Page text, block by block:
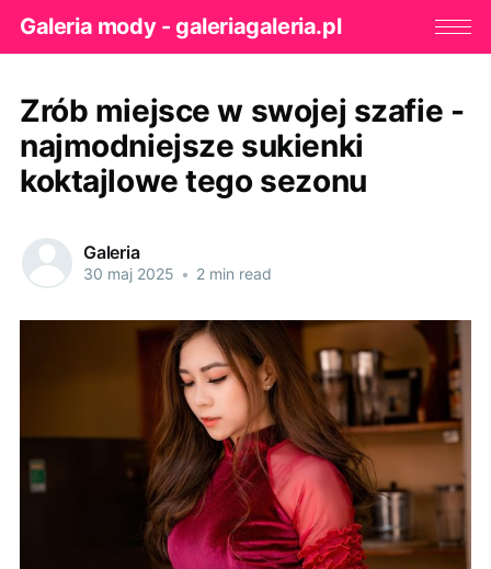
Galeria mody - galeriagaleria.pl
Zrób miejsce w swojej szafie -
najmodniejsze sukienki
koktajlowe tego sezonu
Galeria
30 maj 2025 • 2 min read